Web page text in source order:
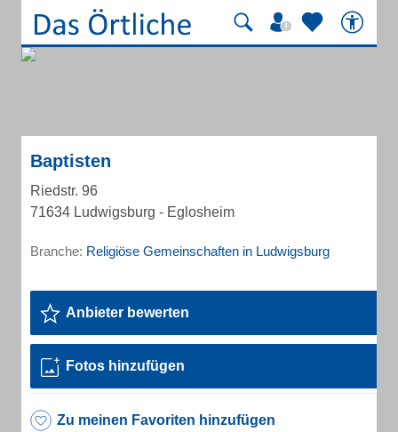
Baptisten
Riedstr. 96
71634 Ludwigsburg - Eglosheim
Branche: Religiöse Gemeinschaften in Ludwigsburg
Anbieter bewerten
Fotos hinzufügen
Zu meinen Favoriten hinzufügen